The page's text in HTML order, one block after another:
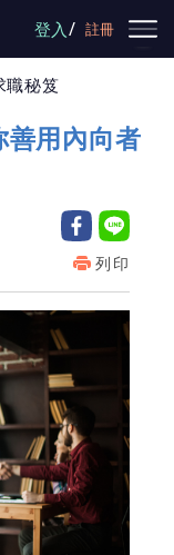
登入/ 註冊
職秘笈
善用內向者
列印